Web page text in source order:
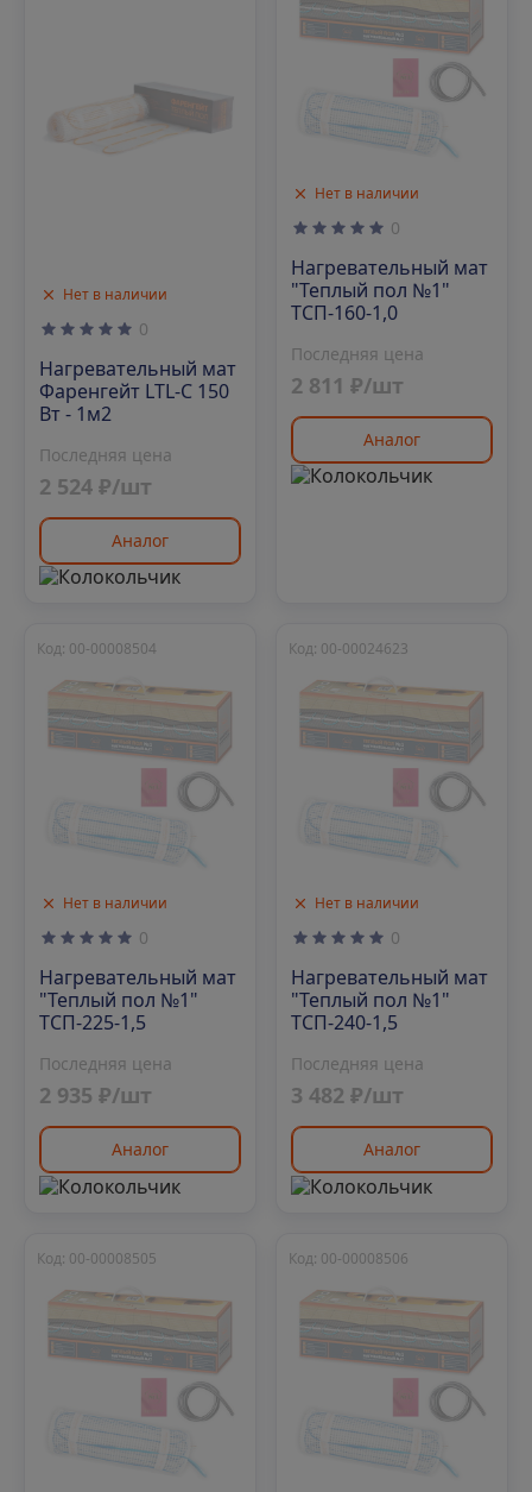
Нет в наличии
0
Нагревательный мат
Фаренгейт LTL-C 150
Вт - 1м2
Последняя цена
2 524 ₽/шт
Аналог
Нет в наличии
0
Нагревательный мат
"Теплый пол №1"
ТСП-160-1,0
Последняя цена
2 811 ₽/шт
Аналог
Нет в наличии
Код: 00-00008504
0
Нагревательный мат
"Теплый пол №1"
ТСП-225-1,5
Последняя цена
2 935 ₽/шт
Аналог
Нет в наличии
Код: 00-00024623
0
Нагревательный мат
"Теплый пол №1"
ТСП-240-1,5
Последняя цена
3 482 ₽/шт
Аналог
Код: 00-00008505 Код: 00-00008506